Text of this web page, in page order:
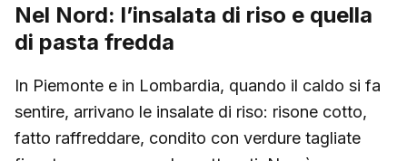
Nel Nord: l’insalata di riso e quella
di pasta fredda
In Piemonte e in Lombardia, quando il caldo si fa
sentire, arrivano le insalate di riso: risone cotto,
fatto raffreddare, condito con verdure tagliate